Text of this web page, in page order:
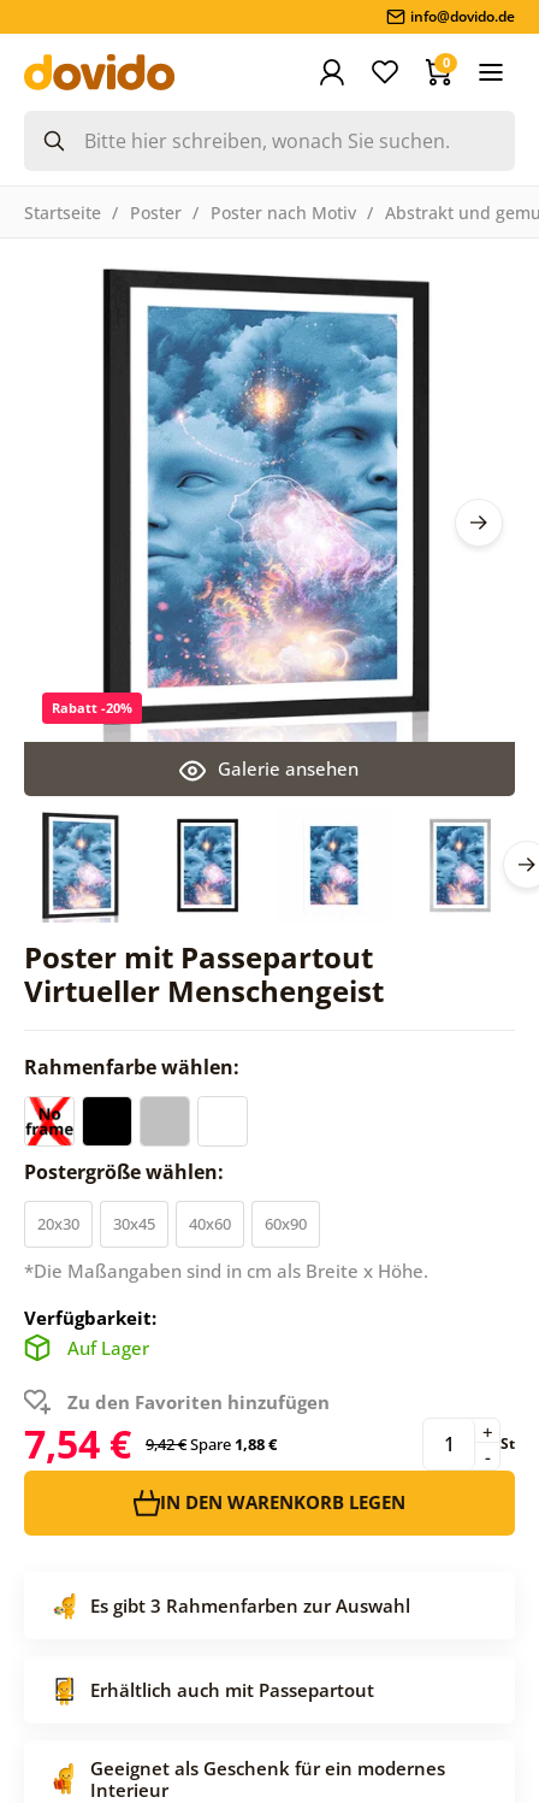
info@dovido.de
0
Startseite Poster Poster nach Motiv Abstrakt und
Poster mit Passepartout
Virtueller Menschengeist
Galerie ansehen
Rabatt -20%
Rahmenfarbe wählen:
Postergröße wählen:
20x30 30x45 40x60 60x90
*Die Maßangaben sind in cm als Breite x Höhe.
Verfügbarkeit:
Auf Lager
Zu den Favoriten hinzufügen
7,54 € 9,42 €Spare1,88 € -
+ St
IN DEN WARENKORB LEGEN
Es gibt 3 Rahmenfarben zur Auswahl
Erhältlich auch mit Passepartout
Geeignet als Geschenk für ein modernes
Interieur